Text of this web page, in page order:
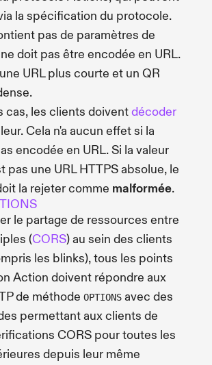
la spécification du protocole.
pas de paramètres de
doit pas être encodée en URL.
URL plus courte et un QR
cas, les clients doiventdécoder
Cela n'a aucun effet si la
encodée en URL. Si la valeur
pas une URL HTTPS absolue, le
la rejeter comme malformée.
le partage de ressources entre
(CORS) au sein des clients
les blinks), tous les points
Action doivent répondre aux
de méthode OPTIONS avec des
permettant aux clients de
CORS pour toutes les
depuis leur même